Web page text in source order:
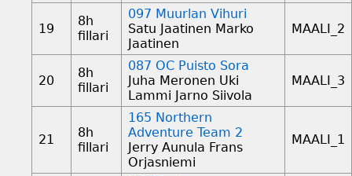
19
8h
fillari
097 Muurlan Vihuri
Satu Jaatinen Marko
Jaatinen
MAALI_2
20
8h
fillari
087 OC Puisto Sora
Juha Meronen Uki
Lammi Jarno Siivola
MAALI_3
21
8h
fillari
165 Northern
Adventure Team 2
Jerry Aunula Frans
Orjasniemi
MAALI_1